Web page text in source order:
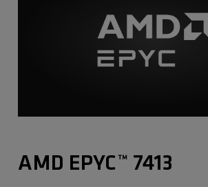
AMD EPYC™ 7413